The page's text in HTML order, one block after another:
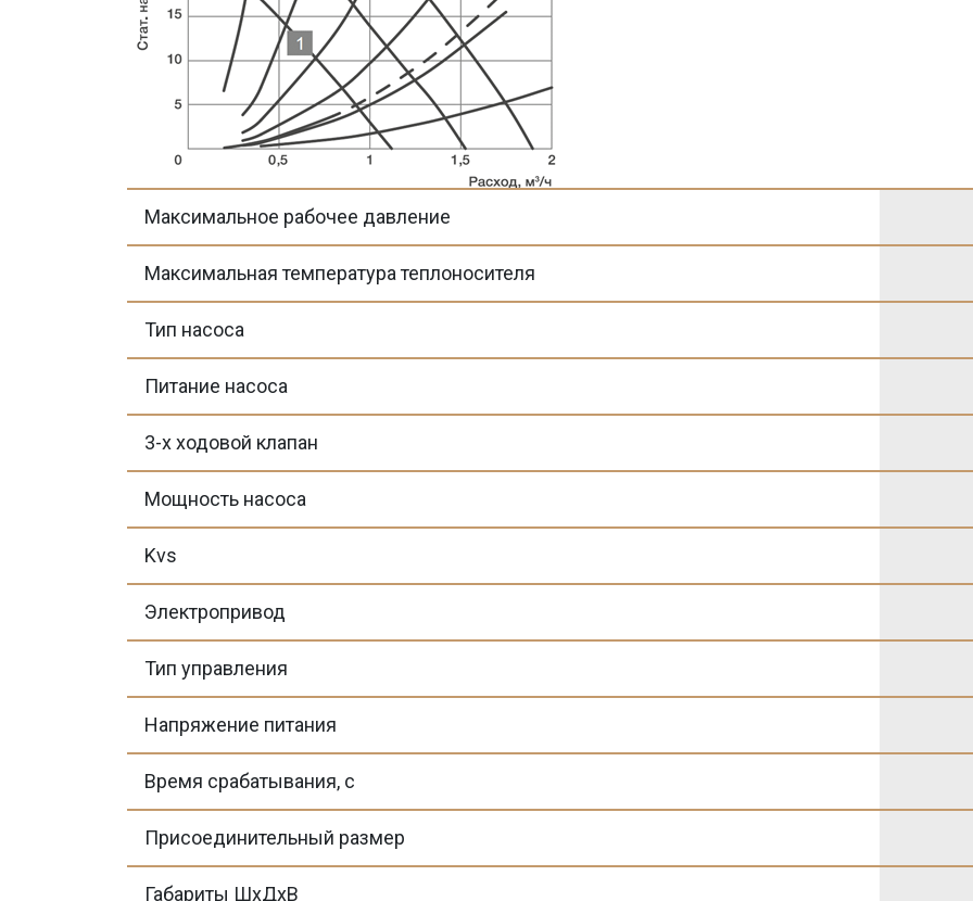
Максимальное рабочее давление
Максимальная температура теплоносителя
Тип насоса
Питание насоса
3-х ходовой клапан
Мощность насоса
Kvs
Электропривод
Тип управления
Напряжение питания
Время срабатывания, с
Присоединительный размер
Габариты ШхДхВ